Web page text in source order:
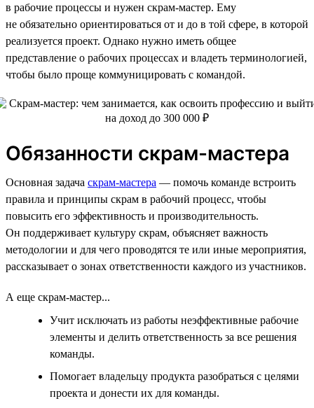
в рабочие процессы и нужен скрам-мастер. Ему
не обязательно ориентироваться от и до в той сфере, в которой
реализуется проект. Однако нужно иметь общее
представление о рабочих процессах и владеть терминологией,
чтобы было проще коммуницировать с командой.
Обязанности скрам-мастера
Основная задача скрам-мастера — помочь команде встроить
правила и принципы скрам в рабочий процесс, чтобы
повысить его эффективность и производительность.
Он поддерживает культуру скрам, объясняет важность
методологии и для чего проводятся те или иные мероприятия,
рассказывает о зонах ответственности каждого из участников.
А еще скрам-мастер...
Учит исключать из работы неэффективные рабочие
элементы и делить ответственность за все решения
команды.
Помогает владельцу продукта разобраться с целями
проекта и донести их для команды.